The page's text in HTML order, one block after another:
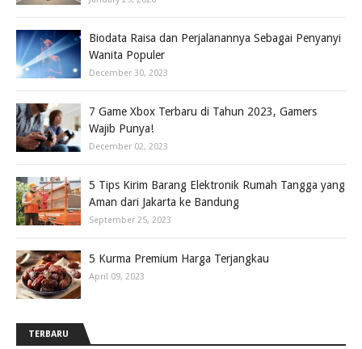
Biodata Raisa dan Perjalanannya Sebagai Penyanyi
Wanita Populer
December 30, 2023
7 Game Xbox Terbaru di Tahun 2023, Gamers
Wajib Punya!
December 02, 2023
5 Tips Kirim Barang Elektronik Rumah Tangga yang
Aman dari Jakarta ke Bandung
September 25, 2023
5 Kurma Premium Harga Terjangkau
April 09, 2023
TERBARU